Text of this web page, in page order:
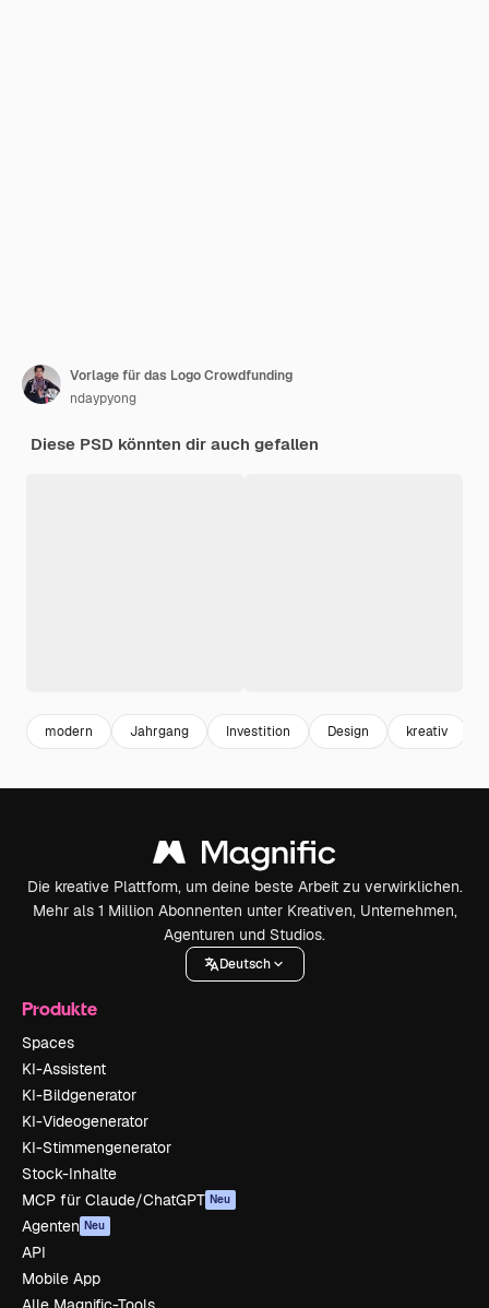
Vorlage für das Logo Crowdfunding
ndaypyong
Diese PSD könnten dir auch gefallen
modern Jahrgang Investition Design kreativ
Die kreative Plattform, um deine beste Arbeit zu verwirklichen.
Mehr als 1 Million Abonnenten unter Kreativen, Unternehmen,
Agenturen und Studios.
Deutsch
Produkte
Spaces
KI-Assistent
KI-Bildgenerator
KI-Videogenerator
KI-Stimmengenerator
Stock-Inhalte
MCP für Claude/ChatGPT Neu
Agenten Neu
API
Mobile App